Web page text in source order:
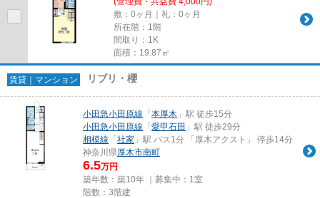
敷：0ヶ月｜礼：0ヶ月
所在階：1階
間取り：1K
面積：19.87㎡
賃貸｜マンション リブリ・櫻
小田急小田原線 「 本厚木 」駅 徒歩15分
小田急小田原線 「 愛甲石田 」駅 徒歩29分
相模線 「 社家 」駅 バス1分 「厚木アクスト」 停歩14分
神奈川県厚木市南町
6.5万円
築年数：築10年 ｜募集中： 1室
階数：3階建